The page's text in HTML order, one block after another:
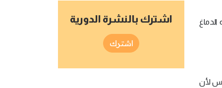
لأن
اشترك بالنشرة الدورية
اشترك